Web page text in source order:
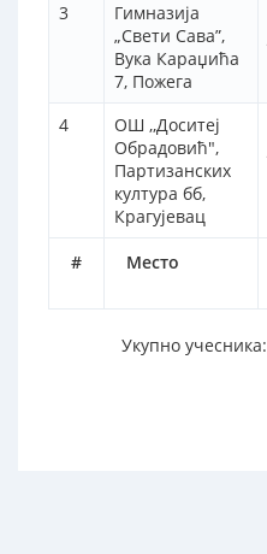
# Место
3
Гимназија
„Свети Сава”,
Вука Караџића
7, Пожега
4
ОШ ,,Доситеј
Обрадовић",
Партизанских
култура бб,
Крагујевац
Укупно учесника: